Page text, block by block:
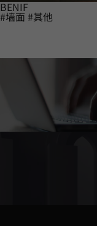
BENIF
#墙面 #其他